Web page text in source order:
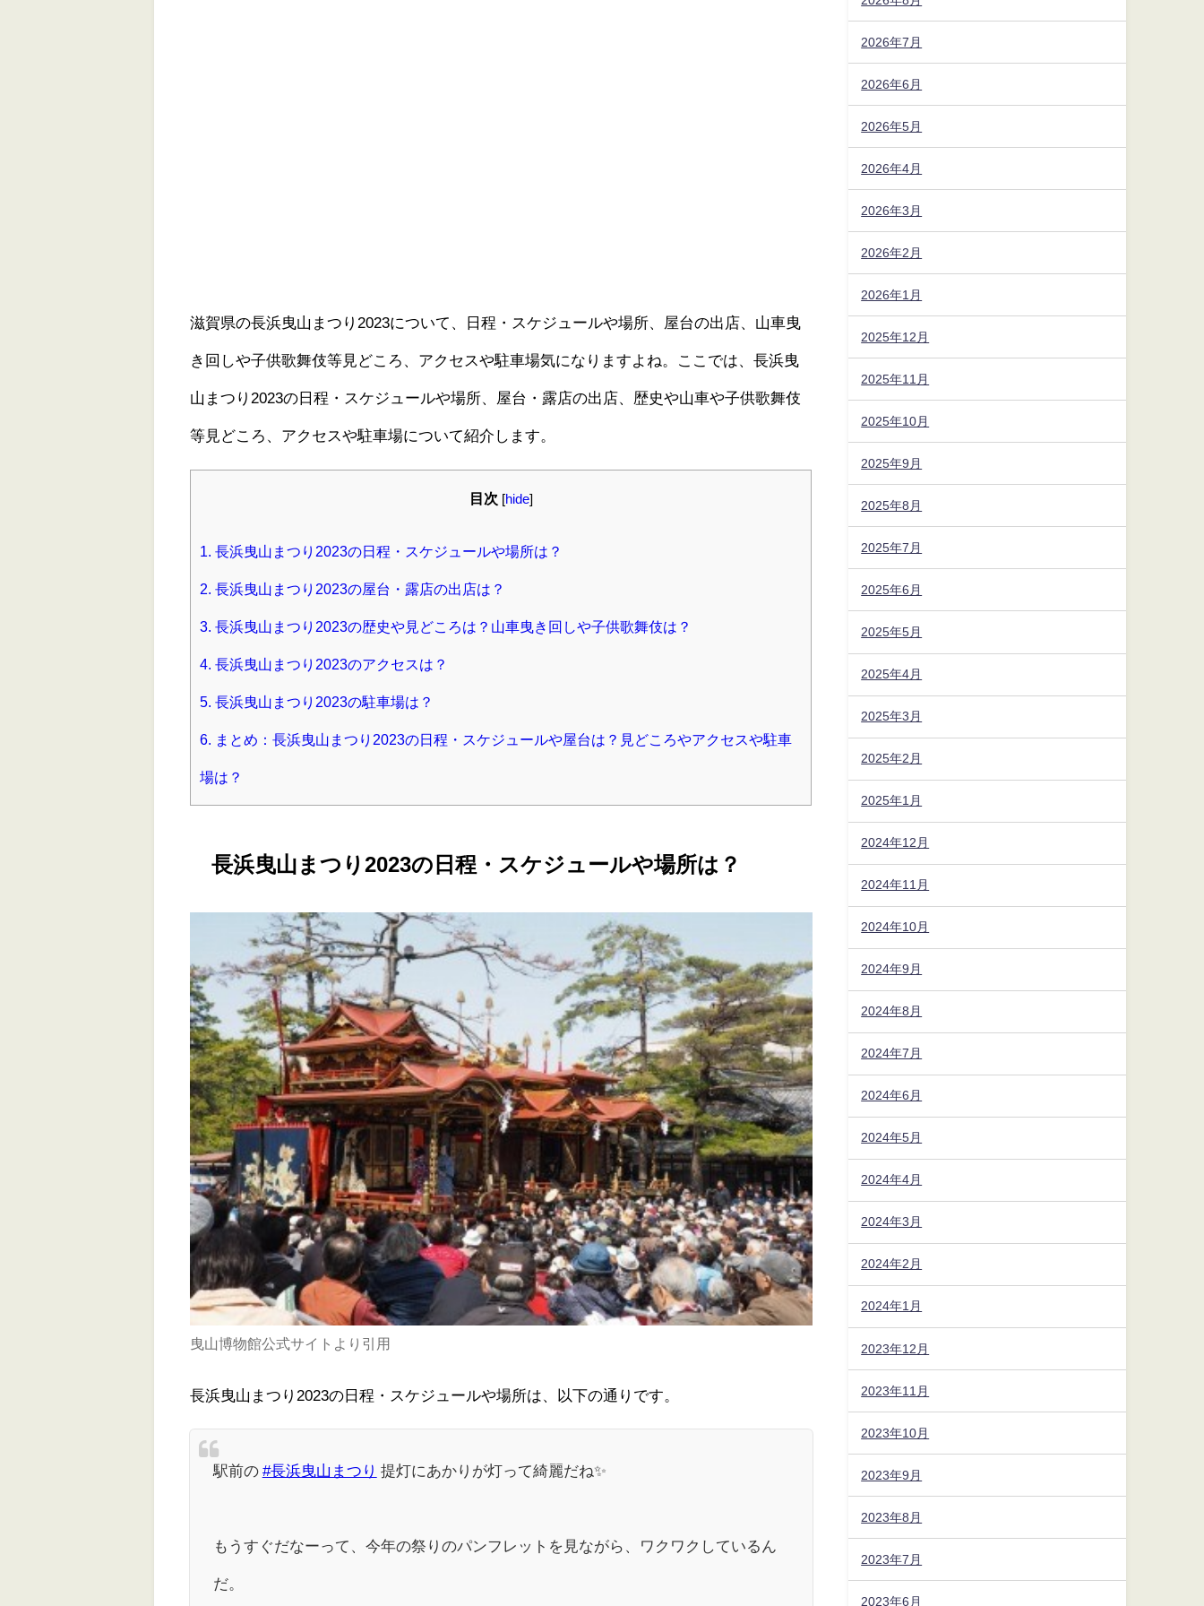
滋賀県の長浜曳山まつり2023について、日程・スケジュールや場所、屋台の出店、山車曳
き回しや子供歌舞伎等見どころ、アクセスや駐車場気になりますよね。ここでは、長浜曳
山まつり2023の日程・スケジュールや場所、屋台・露店の出店、歴史や山車や子供歌舞伎
等見どころ、アクセスや駐車場について紹介します。
目次 hide]
1. 長浜曳山まつり2023の日程・スケジュールや場所は？
2. 長浜曳山まつり2023の屋台・露店の出店は？
3. 長浜曳山まつり2023の歴史や見どころは？山車曳き回しや子供歌舞伎は？
4. 長浜曳山まつり2023のアクセスは？
5. 長浜曳山まつり2023の駐車場は？
6. まとめ：長浜曳山まつり2023の日程・スケジュールや屋台は？見どころやアクセスや駐車
場は？
長浜曳山まつり2023の日程・スケジュールや場所は？
曳山博物館公式サイトより引用
長浜曳山まつり2023の日程・スケジュールや場所は、以下の通りです。
駅前の #長浜曳山まつり 提灯にあかりが灯って綺麗だね✨
もうすぐだなーって、今年の祭りのパンフレットを見ながら、ワクワクしているん
だ。
2026年7月
2026年6月
2026年5月
2026年4月
2026年3月
2026年2月
2026年1月
2025年12月
2025年11月
2025年10月
2025年9月
2025年8月
2025年7月
2025年6月
2025年5月
2025年4月
2025年3月
2025年2月
2025年1月
2024年12月
2024年11月
2024年10月
2024年9月
2024年8月
2024年7月
2024年6月
2024年5月
2024年4月
2024年3月
2024年2月
2024年1月
2023年12月
2023年11月
2023年10月
2023年9月
2023年8月
2023年7月
2023年6月